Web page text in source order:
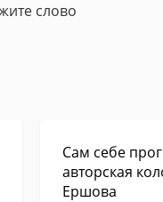
слово
Сам себе
авторская
Ершова